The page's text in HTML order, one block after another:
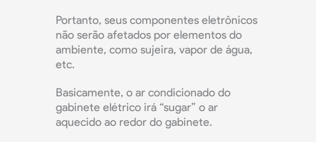
Portanto, seus componentes eletrônicos
não serão afetados por elementos do
ambiente, como sujeira, vapor de água,
etc.
Basicamente, o ar condicionado do
gabinete elétrico irá “sugar” o ar
aquecido ao redor do gabinete.